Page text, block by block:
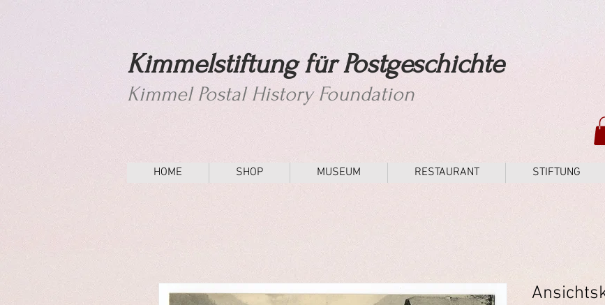
Kimmelstiftung für Postgeschichte
Kimmel Postal History Foundation
HOME SHOP MUSEUM RESTAURANT STIFTUNG